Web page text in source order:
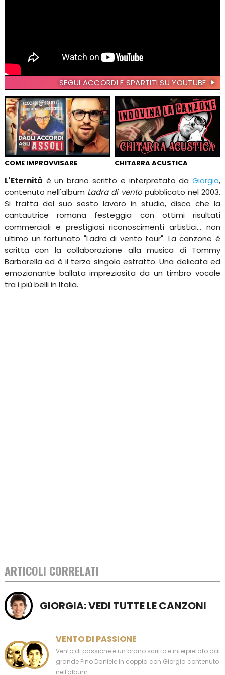
SEGUI ACCORDI E SPARTITI SU YOUTUBE
COME IMPROVVISARE CHITARRA ACUSTICA
L'Eternità è un brano scritto e interpretato daGiorgia,
contenuto nell'album Ladra di ventopubblicato nel 2003.
Si tratta del suo sesto lavoro in studio, disco che la
cantautrice romana festeggia con ottimi risultati
commerciali e prestigiosi riconoscimenti artistici... non
ultimo un fortunato "Ladra di vento tour". La canzone è
scritta con la collaborazione alla musica di Tommy
Barbarella ed è il terzo singolo estratto. Una delicata ed
emozionante ballata impreziosita da un timbro vocale
tra i più belli in Italia.
ARTICOLI CORRELATI
GIORGIA: VEDI TUTTE LE CANZONI
VENTO DI PASSIONE
Vento di passione è un brano scritto e interpretato dal
grande Pino Daniele in coppia con Giorgia contenuto
nell'album ...